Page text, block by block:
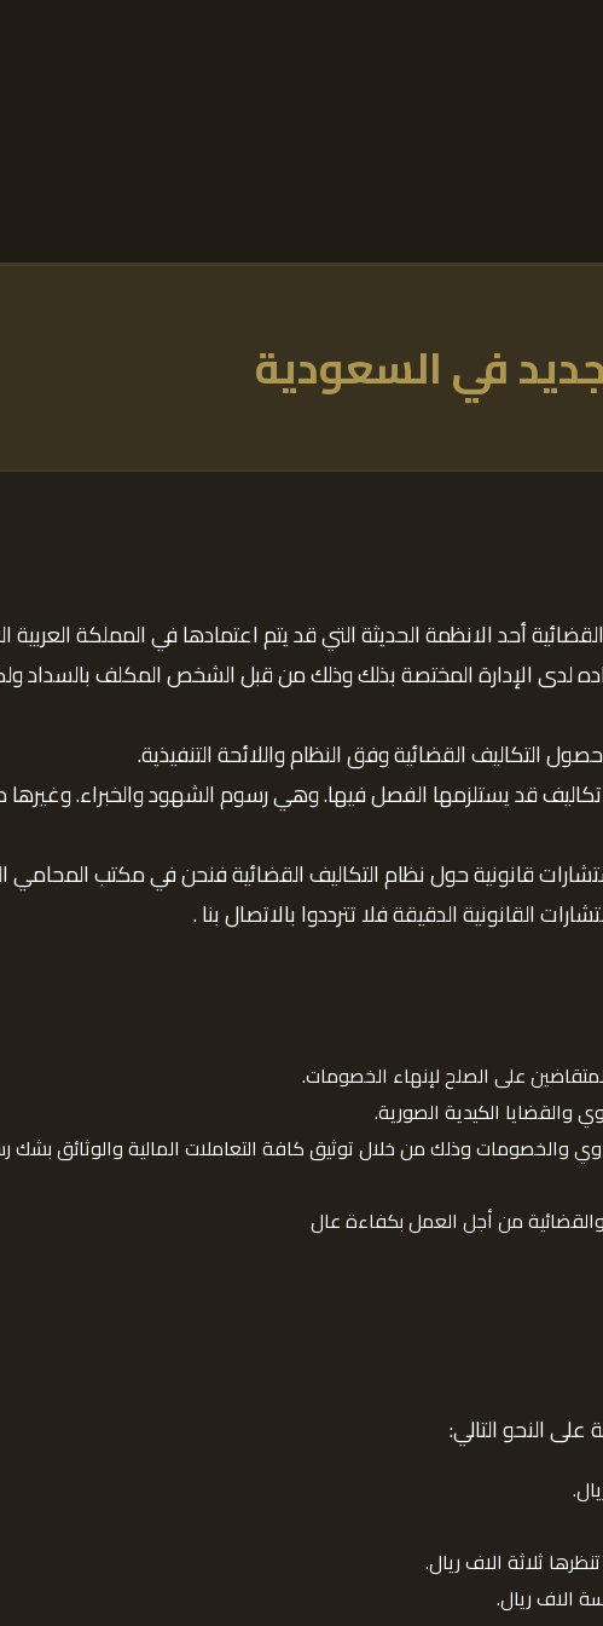
في السعودية
أحد الانظمة الحديثة التي قد يتم اعتمادها في المملكة
لدى الإدارة المختصة بذلك وذلك من قبل الشخص المكلف بالسداد
التكاليف القضائية وفق النظام واللائحة التنفيذية.
قد يستلزمها الفصل فيها. وهي رسوم الشهود والخبراء. وغيرها
قانونية حول نظام التكاليف القضائية فنحن في مكتب المحامي
القانونية الدقيقة فلا تترددوا بالاتصال بنا .
على الصلح لإنهاء الخصومات.
والقضايا الكيدية الصورية.
والخصومات وذلك من خلال توثيق كافة التعاملات المالية والوثائق
من أجل العمل بكفاءة عال
النحو التالي:
ثلاثة الاف ريال.
الاف ريال.